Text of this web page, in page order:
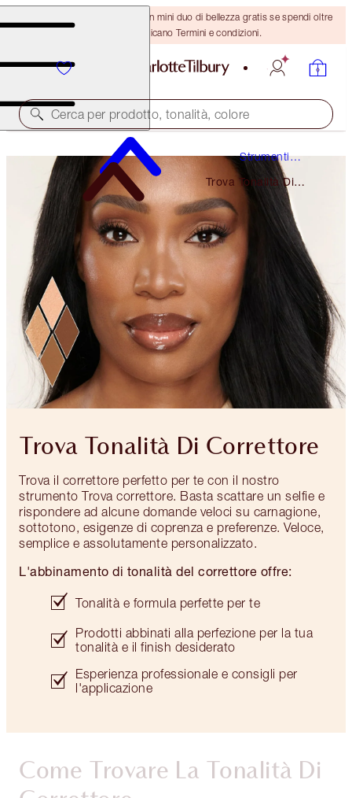
ULTIMA OCCASIONE! Ricevi un mini duo di bellezza gratis se spendi oltre
110 €! Si applicano Termini e condizioni.
Cerca per prodotto, tonalità, colore
Strumenti
Beauty
Trova Tonalità Di
Correttore
Trova Tonalità Di Correttore
Trova il correttore perfetto per te con il nostro
strumento Trova correttore. Basta scattare un selfie e
rispondere ad alcune domande veloci su carnagione,
sottotono, esigenze di coprenza e preferenze. Veloce,
semplice e assolutamente personalizzato.
L'abbinamento di tonalità del correttore offre:
Tonalità e formula perfette per te
Prodotti abbinati alla perfezione per la tua
tonalità e il finish desiderato
Esperienza professionale e consigli per
l'applicazione
Come Trovare La Tonalità Di